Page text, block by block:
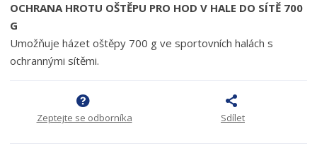
OCHRANA HROTU OŠTĚPU PRO HOD V HALE DO SÍTĚ 700
G
Umožňuje házet oštěpy 700 g ve sportovních halách s
ochrannými sítěmi.
Zeptejte se odborníka Sdílet